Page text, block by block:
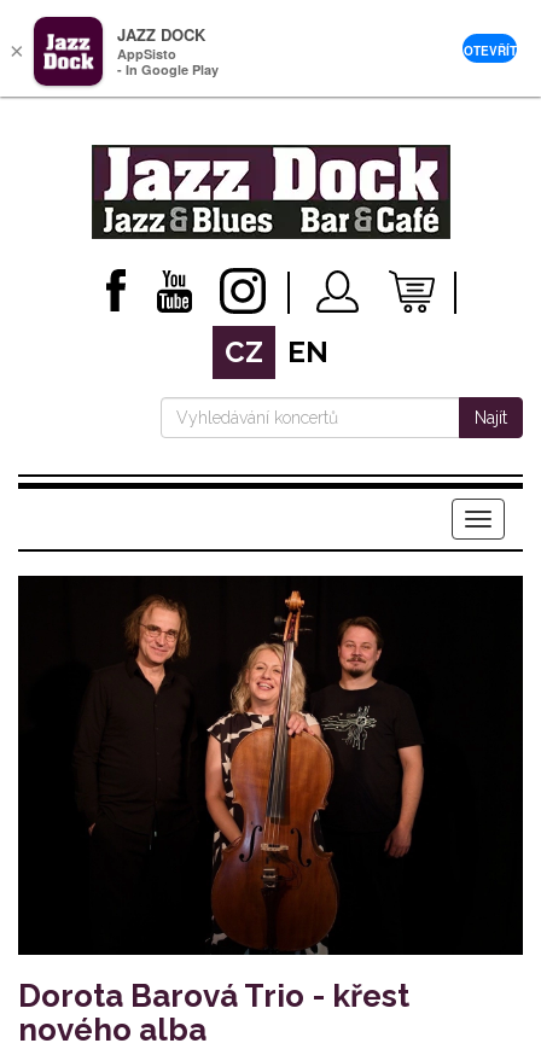
CZ EN
Najít
Menu
Dorota Barová Trio - křest
nového alba
×
JAZZ DOCK
AppSisto
- In Google Play
OTEVŘÍT